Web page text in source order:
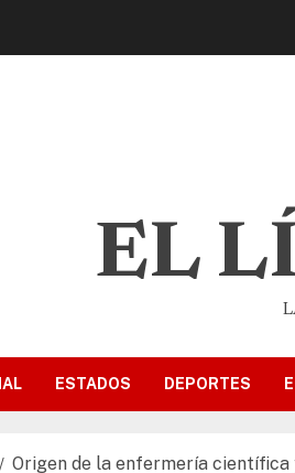
EL
ESTADOS DEPORTES
Origen de la enfermería